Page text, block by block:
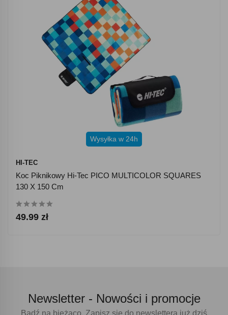
Wysyłka w 24h
HI-TEC
Koc Piknikowy Hi-Tec PICO MULTICOLOR SQUARES
130 X 150 Cm
49.99 zł
Newsletter - Nowości i promocje